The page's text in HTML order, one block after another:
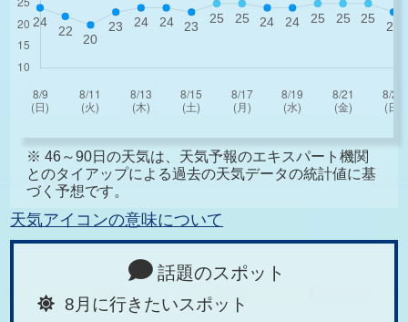
※ 46～90日の天気は、天気予報のエキスパート機関
とのタイアップによる過去の天気データの統計値に基
づく予想です。
天気アイコンの意味について
話題のスポット
8月に行きたいスポット